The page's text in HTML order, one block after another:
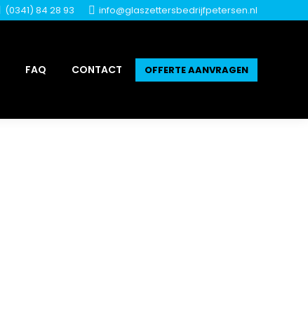
(0341) 84 28 93 info@glaszettersbedrijfpetersen.nl
FAQ CONTACT OFFERTE AANVRAGEN